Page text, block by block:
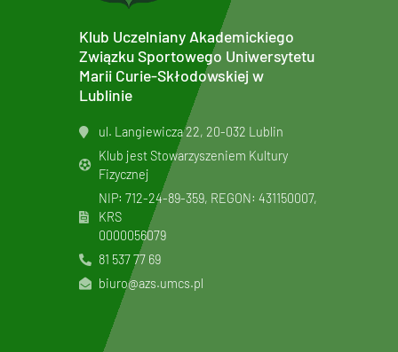
Klub Uczelniany Akademickiego
Związku Sportowego Uniwersytetu
Marii Curie-Skłodowskiej w
Lublinie
ul. Langiewicza 22, 20-032 Lublin
Klub jest Stowarzyszeniem Kultury
Fizycznej
NIP: 712-24-89-359, REGON: 431150007,
KRS
0000056079
81 537 77 69
biuro@azs.umcs.pl